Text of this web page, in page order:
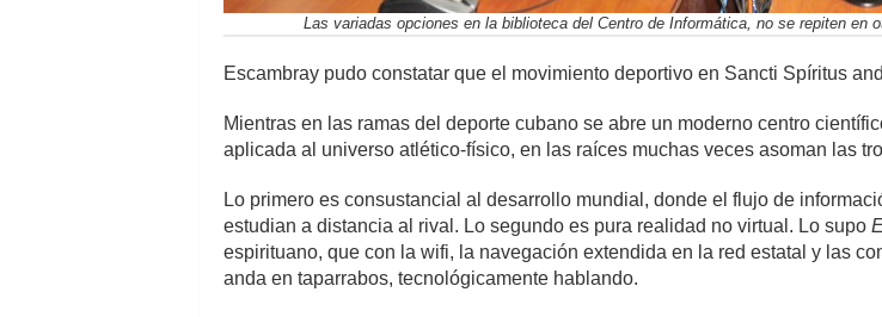
Las variadas opciones en la biblioteca del Centro de Informática, no se repiten
Escambray pudo constatar que el movimiento deportivo en Sancti Spíritus
Mientras en las ramas del deporte cubano se abre un moderno centro
aplicada al universo atlético-físico, en las raíces muchas veces asoman las
Lo primero es consustancial al desarrollo mundial, donde el flujo de
estudian a distancia al rival. Lo segundo es pura realidad no virtual. Lo supo
espirituano, que con la wifi, la navegación extendida en la red estatal y las
anda en taparrabos, tecnológicamente hablando.